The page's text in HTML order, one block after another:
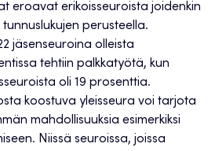
eroavat erikoisseuroista joidenkin
perusteella.
jäsenseuroina olleista
tehtiin palkkatyötä, kun
oli 19 prosenttia.
koostuva yleisseura voi tarjota
mahdollisuuksia esimerkiksi
Niissä seuroissa, joissa